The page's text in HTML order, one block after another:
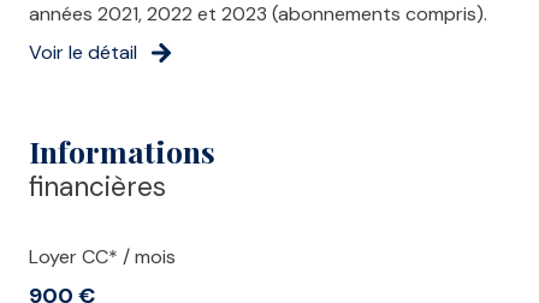
années 2021, 2022 et 2023 (abonnements compris).
Voir le détail
Informations
financières
Loyer CC* / mois
900 €